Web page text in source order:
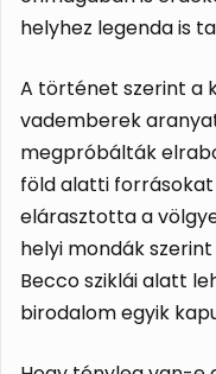
helyhez legenda is
A történet szerint a
vademberek
megpróbálták
föld alatti
elárasztotta a
helyi mondák
Becco sziklái alatt
birodalom egyik